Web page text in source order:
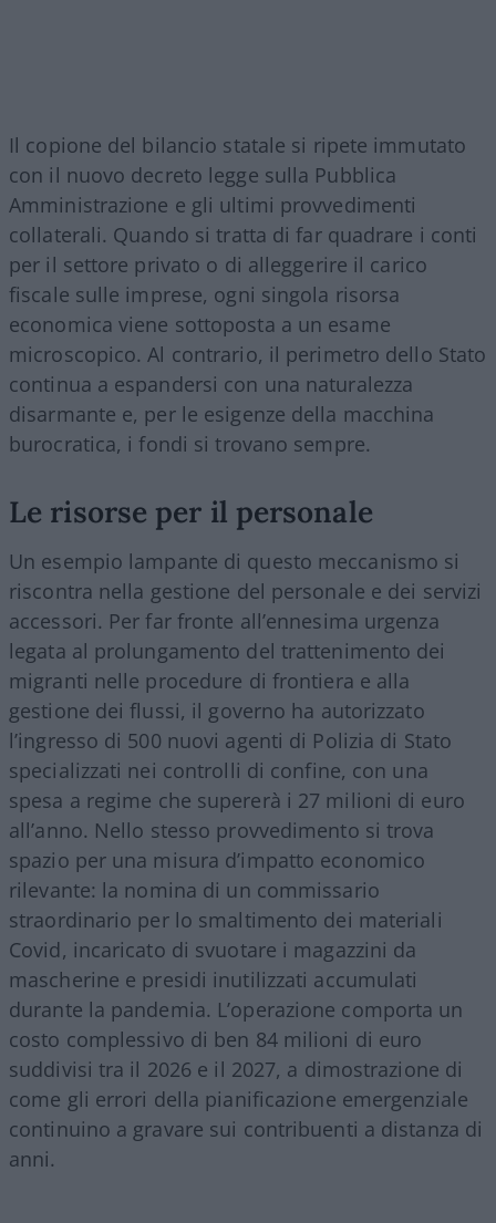
Il copione del bilancio statale si ripete immutato
con il nuovo decreto legge sulla Pubblica
Amministrazione e gli ultimi provvedimenti
collaterali. Quando si tratta di far quadrare i conti
per il settore privato o di alleggerire il carico
fiscale sulle imprese, ogni singola risorsa
economica viene sottoposta a un esame
microscopico. Al contrario, il perimetro dello Stato
continua a espandersi con una naturalezza
disarmante e, per le esigenze della macchina
burocratica, i fondi si trovano sempre.
Le risorse per il personale
Un esempio lampante di questo meccanismo si
riscontra nella gestione del personale e dei servizi
accessori. Per far fronte all’ennesima urgenza
legata al prolungamento del trattenimento dei
migranti nelle procedure di frontiera e alla
gestione dei flussi, il governo ha autorizzato
l’ingresso di 500 nuovi agenti di Polizia di Stato
specializzati nei controlli di confine, con una
spesa a regime che supererà i 27 milioni di euro
all’anno. Nello stesso provvedimento si trova
spazio per una misura d’impatto economico
rilevante: la nomina di un commissario
straordinario per lo smaltimento dei materiali
Covid, incaricato di svuotare i magazzini da
mascherine e presidi inutilizzati accumulati
durante la pandemia. L’operazione comporta un
costo complessivo di ben 84 milioni di euro
suddivisi tra il 2026 e il 2027, a dimostrazione di
come gli errori della pianificazione emergenziale
continuino a gravare sui contribuenti a distanza di
anni.